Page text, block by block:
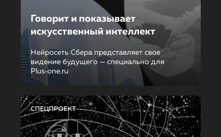
Говорит и показывает
искусственный интеллект
Нейросеть Сбера представляет свое
видение будущего — специально для
Plus‑one.ru
СПЕЦПРОЕКТ